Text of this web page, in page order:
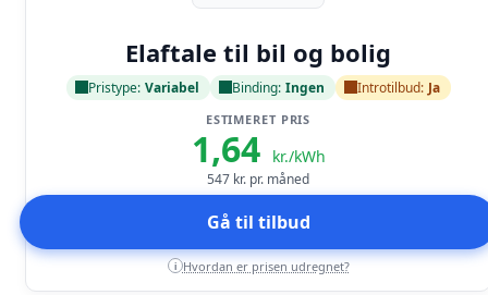
Elaftale til bil og bolig
Pristype: Variabel Binding: Ingen Introtilbud: Ja
ESTIMERET PRIS
1,64 kr./kWh
547 kr. pr. måned
Gå til tilbud
i Hvordan er prisen udregnet?